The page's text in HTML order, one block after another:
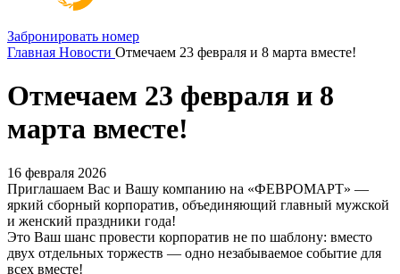
Забронировать номер
Главная Новости Отмечаем 23 февраля и 8 марта вместе!
Отмечаем 23 февраля и 8
марта вместе!
16 февраля 2026
Приглашаем Вас и Вашу компанию на «ФЕВРОМАРТ» —
яркий сборный корпоратив, объединяющий главный мужской
и женский праздники года!
Это Ваш шанс провести корпоратив не по шаблону: вместо
двух отдельных торжеств — одно незабываемое событие для
всех вместе!